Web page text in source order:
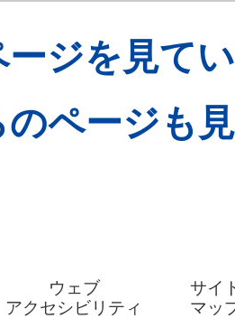
ージを見て
のページも
ウェブ
アクセシビリティ
サイ
マッ